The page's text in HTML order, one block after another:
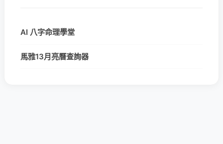
AI 八字命理學堂
馬雅13月亮曆查詢器